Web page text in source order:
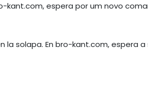
kant.com, espera por um novo
la solapa. En bro-kant.com, espera